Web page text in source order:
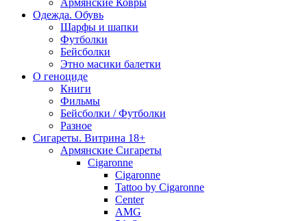
Армянские Ковры
Одежда. Обувь
Шарфы и шапки
Футболки
Бейсболки
Этно масики балетки
О геноциде
Книги
Фильмы
Бейсболки / Футболки
Разное
Сигареты. Витрина 18+
Армянские Сигареты
Cigaronne
Cigaronne
Tattoo by Cigaronne
Center
AMG